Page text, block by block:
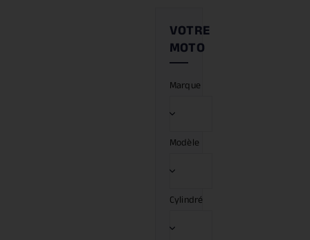
Marque
Modèle
Cylindré